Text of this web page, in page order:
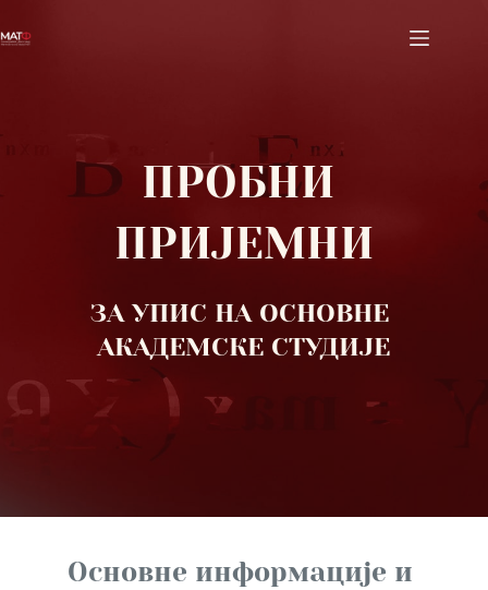
to
content
ПРОБНИ
ПРИЈЕМНИ
ЗА УПИС НА ОСНОВНЕ
АКАДЕМСКЕ СТУДИЈЕ
Основне информације и